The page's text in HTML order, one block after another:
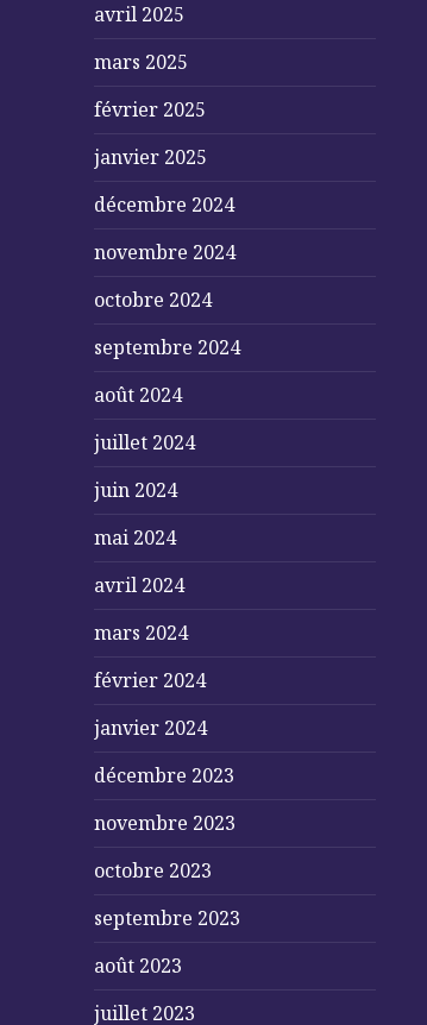
avril 2025
mars 2025
février 2025
janvier 2025
décembre 2024
novembre 2024
octobre 2024
septembre 2024
août 2024
juillet 2024
juin 2024
mai 2024
avril 2024
mars 2024
février 2024
janvier 2024
décembre 2023
novembre 2023
octobre 2023
septembre 2023
août 2023
juillet 2023